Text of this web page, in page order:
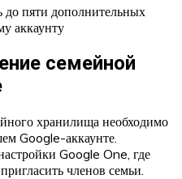
пяти дополнительных
аккаунту
семейной
хранилища необходимо
Google-аккаунте.
Google One, где
членов семьи.